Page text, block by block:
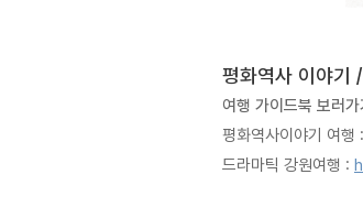
평화역사 이야기
여행 가이드북 보러가
평화역사이야기 여행 :
드라마틱 강원여행 :